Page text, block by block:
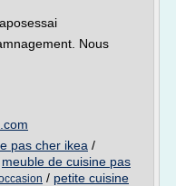
Nous
pas cher ikea /
meuble de cuisine pas
/ petite cuisine